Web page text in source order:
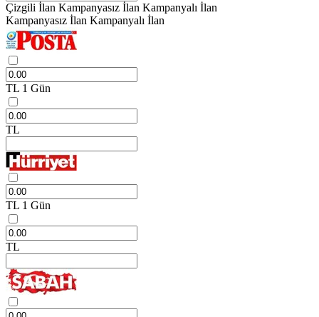
Çizgili İlan Kampanyasız İlan Kampanyalı İlan
Kampanyasız İlan Kampanyalı İlan
TL 1 Gün
TL
TL 1 Gün
TL